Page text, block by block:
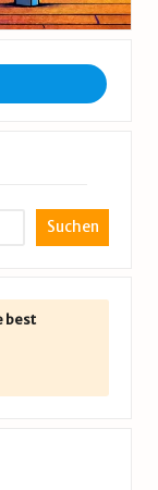
Suchen
best